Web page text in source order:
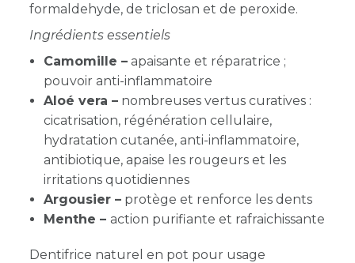
formaldehyde, de triclosan et de peroxide.
Ingrédients essentiels
Camomille – apaisante et réparatrice ;
pouvoir anti-inflammatoire
Aloé vera – nombreuses vertus curatives :
cicatrisation, régénération cellulaire,
hydratation cutanée, anti-inflammatoire,
antibiotique, apaise les rougeurs et les
irritations quotidiennes
Argousier – protège et renforce les dents
Menthe – action purifiante et rafraichissante
Dentifrice naturel en pot pour usage